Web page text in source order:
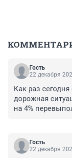
Гость
22 декабря
Как раз
дорожная
на 4%
Гость
22 декабря